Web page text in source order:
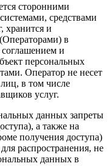
сторонними
средствами
хранится и
в
соглашением и
персональных
Оператор не несет
лиц, в том числе
услуг.
данных запреты
а также на
получения доступа)
распространения, не
данных в